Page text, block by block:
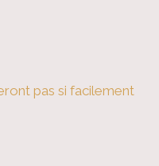
pas si facilement